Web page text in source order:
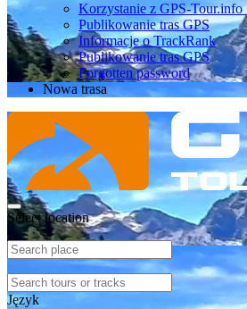
Korzystanie z GPS-Tour.info
Publikowanie tras GPS
Informacje o TrackRank
Publikowanie tras GPS
Forgotten password
Nowa trasa
Select location
Język